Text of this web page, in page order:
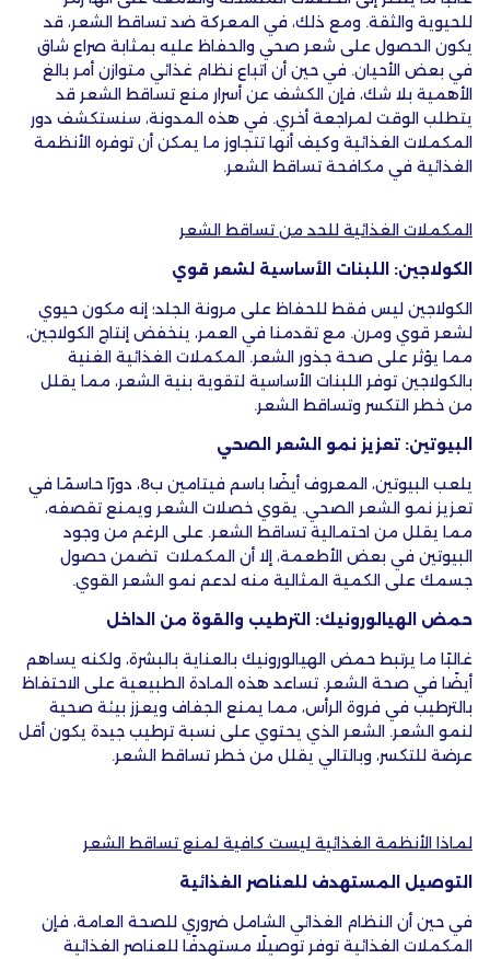
للحيوية والثقة. ومع ذلك، في المعركة ضد تساقط الشعر، قد
يكون الحصول على شعر صحي والحفاظ عليه بمثابة صراع شاق
في بعض الأحيان. في حين أن اتباع نظام غذائي متوازن أمر بالغ
الأهمية بلا شك، فإن الكشف عن أسرار منع تساقط الشعر قد
يتطلب الوقت لمراجعة أخري. في هذه المدونة، سنستكشف دور
المكملات الغذائية وكيف أنها تتجاوز ما يمكن أن توفره الأنظمة
الغذائية في مكافحة تساقط الشعر.
المكملات الغذائية للحد من تساقط الشعر
الكولاجين: اللبنات الأساسية لشعر قوي
الكولاجين ليس فقط للحفاظ على مرونة الجلد؛ إنه مكون حيوي
لشعر قوي ومرن. مع تقدمنا ​​في العمر، ينخفض ​​إنتاج الكولاجين،
مما يؤثر على صحة جذور الشعر. المكملات الغذائية الغنية
بالكولاجين توفر اللبنات الأساسية لتقوية بنية الشعر، مما يقلل
من خطر التكسر وتساقط الشعر.
البيوتين: تعزيز نمو الشعر الصحي
يلعب البيوتين، المعروف أيضًا باسم فيتامين ب8، دورًا حاسمًا في
تعزيز نمو الشعر الصحي. يقوي خصلات الشعر ويمنع تقصفه،
مما يقلل من احتمالية تساقط الشعر. على الرغم من وجود
البيوتين في بعض الأطعمة، إلا أن المكملات تضمن حصول
جسمك على الكمية المثالية منه لدعم نمو الشعر القوي.
حمض الهيالورونيك: الترطيب والقوة من الداخل
غالبًا ما يرتبط حمض الهيالورونيك بالعناية بالبشرة، ولكنه يساهم
أيضًا في صحة الشعر. تساعد هذه المادة الطبيعية على الاحتفاظ
بالترطيب في فروة الرأس، مما يمنع الجفاف ويعزز بيئة صحية
لنمو الشعر. الشعر الذي يحتوي على نسبة ترطيب جيدة يكون أقل
عرضة للتكسر، وبالتالي يقلل من خطر تساقط الشعر.
لماذا الأنظمة الغذائية ليست كافية لمنع تساقط الشعر
التوصيل المستهدف للعناصر الغذائية
في حين أن النظام الغذائي الشامل ضروري للصحة العامة، فإن
المكملات الغذائية توفر توصيلًا مستهدفًا للعناصر الغذائية